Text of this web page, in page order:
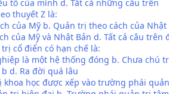
tố của mình d. Tất cả những câu trên
thuyết Z là:
của Mỹ b. Quản trị theo cách của Nhật
của Mỹ và Nhật Bản d. Tất cả câu trên
cổ điển có hạn chế là:
là một hệ thống đóng b. Chưa chú
d. Ra đời quá lâu
khoa học được xếp vào trường phái